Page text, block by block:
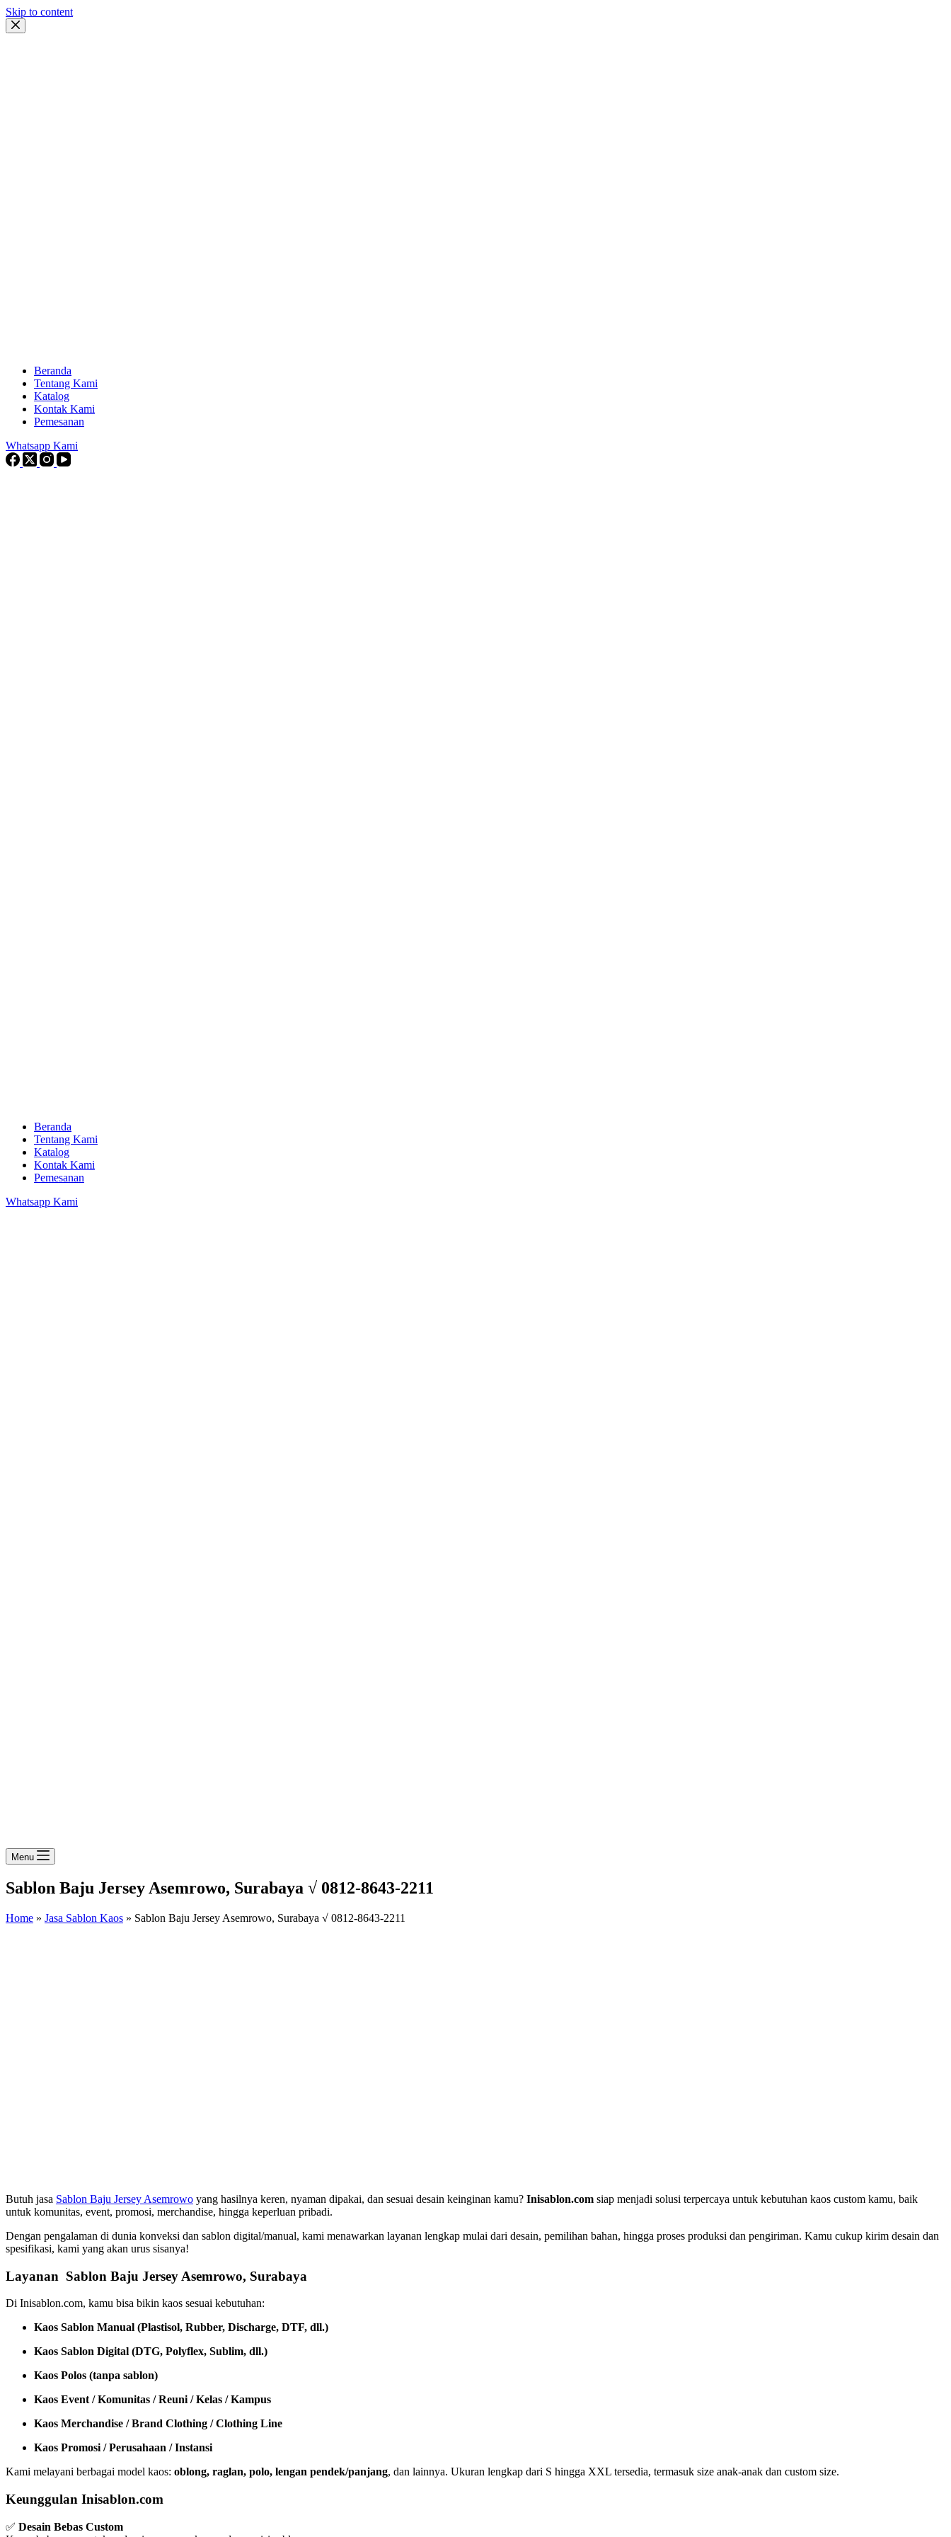
Skip to content
Beranda
Tentang Kami
Katalog
Kontak Kami
Pemesanan
Whatsapp Kami
Beranda
Tentang Kami
Katalog
Kontak Kami
Pemesanan
Whatsapp Kami
Menu
Sablon Baju Jersey Asemrowo, Surabaya √ 0812-8643-2211
Home » Jasa Sablon Kaos » Sablon Baju Jersey Asemrowo, Surabaya √ 0812-8643-2211
Butuh jasa Sablon Baju Jersey Asemrowo yang hasilnya keren, nyaman dipakai, dan sesuai desain keinginan kamu? Inisablon.com siap menjadi solusi terpercaya untuk kebutuhan kaos custom kamu, baik
untuk komunitas, event, promosi, merchandise, hingga keperluan pribadi.
Dengan pengalaman di dunia konveksi dan sablon digital/manual, kami menawarkan layanan lengkap mulai dari desain, pemilihan bahan, hingga proses produksi dan pengiriman. Kamu cukup kirim desain dan
spesifikasi, kami yang akan urus sisanya!
Layanan Sablon Baju Jersey Asemrowo, Surabaya
Di Inisablon.com, kamu bisa bikin kaos sesuai kebutuhan:
Kaos Sablon Manual (Plastisol, Rubber, Discharge, DTF, dll.)
Kaos Sablon Digital (DTG, Polyflex, Sublim, dll.)
Kaos Polos (tanpa sablon)
Kaos Event / Komunitas / Reuni / Kelas / Kampus
Kaos Merchandise / Brand Clothing / Clothing Line
Kaos Promosi / Perusahaan / Instansi
Kami melayani berbagai model kaos: oblong, raglan, polo, lengan pendek/panjang, dan lainnya. Ukuran lengkap dari S hingga XXL tersedia, termasuk size anak-anak dan custom size.
Keunggulan Inisablon.com
✅ Desain Bebas Custom